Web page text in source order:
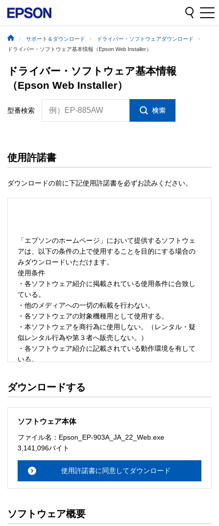
サポート＆ダウンロード
ドライバー・ソフトウェアダウンロード
ドライバー・ソフトウェア基本情報（Epson Web Installer）
ドライバー・ソフトウェア基本情報
（Epson Web Installer）
型番検索 例）EP-885AW
使用許諾書
ダウンロードの前に下記使用許諾書を必ずお読みください。
「エプソンのホームページ」において提供するソフトウェ
アは、以下の条件の上で使用することを目的にする場合の
みダウンロードいただけます。
使用条件
・各ソフトウェア紹介に掲載されている使用条件に合致し
ている。
・他のメディアへの一切の転載を行わない。
・各ソフトウェアの対象機種用として使用する。
・本ソフトウェアを商行為に使用しない。（レンタル・疑
似レンタル行為や第３者へ販売しない。）
・各ソフトウェア紹介に記載されている動作環境を有して
いる。
・ソフトウェアを改変、またはリバースエンジニアリング
ソフトウェアのサポート
・本サーバでは、ユーザーサポートは行いません。搭載ソ
メーションセンターまでお願い
ルをお読み下さい。
ソフトウェアの保証範囲
・ソフトウェアのダウンロード・導入はお客様の責任にお
ダウンロードする
ソフトウェア本体
ファイル名：Epson_EP-903A_JA_22_Web.exe
3,141,096バイト
使用許諾書に同意してダウンロード
ソフトウェア概要